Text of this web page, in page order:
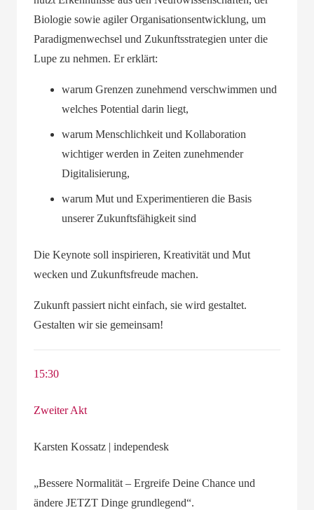
Biologie sowie agiler Organisationsentwicklung, um
Paradigmenwechsel und Zukunftsstrategien unter die
Lupe zu nehmen. Er erklärt:
warum Grenzen zunehmend verschwimmen und
welches Potential darin liegt,
warum Menschlichkeit und Kollaboration
wichtiger werden in Zeiten zunehmender
Digitalisierung,
warum Mut und Experimentieren die Basis
unserer Zukunftsfähigkeit sind
Die Keynote soll inspirieren, Kreativität und Mut
wecken und Zukunftsfreude machen.
Zukunft passiert nicht einfach, sie wird gestaltet.
Gestalten wir sie gemeinsam!
15:30
Zweiter Akt
Karsten Kossatz | independesk
„Bessere Normalität – Ergreife Deine Chance und
ändere JETZT Dinge grundlegend“.